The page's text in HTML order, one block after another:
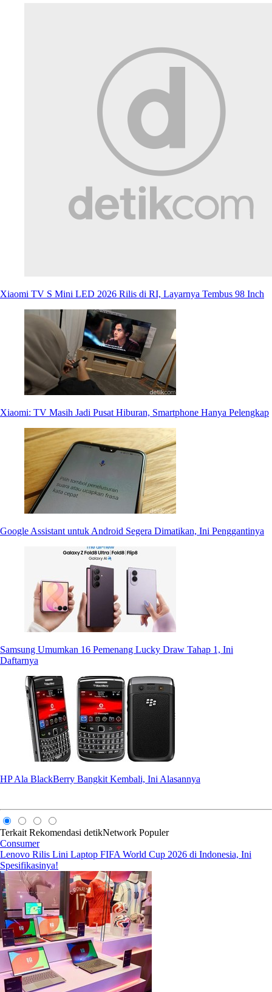
Xiaomi TV S Mini LED 2026 Rilis di RI, Layarnya Tembus 98 Inch
Xiaomi: TV Masih Jadi Pusat Hiburan, Smartphone Hanya Pelengkap
Google Assistant untuk Android Segera Dimatikan, Ini Penggantinya
Samsung Umumkan 16 Pemenang Lucky Draw Tahap 1, Ini
Daftarnya
HP Ala BlackBerry Bangkit Kembali, Ini Alasannya
Terkait Rekomendasi detikNetwork Populer
Consumer
Lenovo Rilis Lini Laptop FIFA World Cup 2026 di Indonesia, Ini
Spesifikasinya!